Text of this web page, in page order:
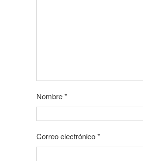
Nombre*
Correo electrónico*